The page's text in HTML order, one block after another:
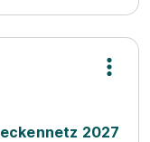
2027